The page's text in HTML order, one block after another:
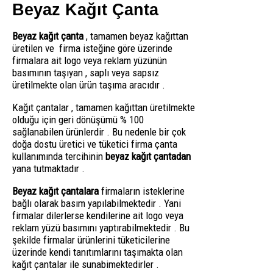
Beyaz Kağıt Çanta
Beyaz kağıt çanta , tamamen beyaz kağıttan
üretilen ve firma isteğine göre üzerinde
firmalara ait logo veya reklam yüzünün
basımının taşıyan , saplı veya sapsız
üretilmekte olan ürün taşıma aracıdır .
Kağıt çantalar , tamamen kağıttan üretilmekte
olduğu için geri dönüşümü % 100
sağlanabilen ürünlerdir . Bu nedenle bir çok
doğa dostu üretici ve tüketici firma çanta
kullanımında tercihinin beyaz kağıt çantadan
yana tutmaktadır .
Beyaz kağıt çantalara firmaların isteklerine
bağlı olarak basım yapılabilmektedir . Yani
firmalar dilerlerse kendilerine ait logo veya
reklam yüzü basımını yaptırabilmektedir . Bu
şekilde firmalar ürünlerini tüketicilerine
üzerinde kendi tanıtımlarını taşımakta olan
kağıt çantalar ile sunabimektedirler .